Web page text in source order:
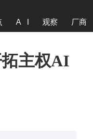
A I 观察 厂商
主权AI